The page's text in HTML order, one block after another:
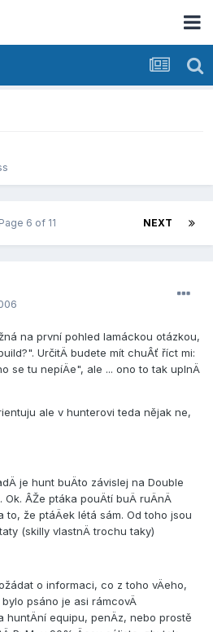
NEXT
Page 6 of 11
na první­ pohled lamáckou otázkou,
UrčitÄ budete mí­t chuÂť ří­ct mi:
se tu nepí­Äe", ale ... ono to tak uplnÄ
ale v hunterovi teda nějak ne,
je hunt buÄto závislej na Double
ÂŽe ptáka pouÄtí­ buÄ ruÄnÄ
to, že ptáÄek létá sám. Od toho jsou
(skilly vlastnÄ trochu taky)
o informaci, co z toho vÄeho,
psáno je asi rámcovÄ
huntÄní­ equipu, penÄz, nebo prostě